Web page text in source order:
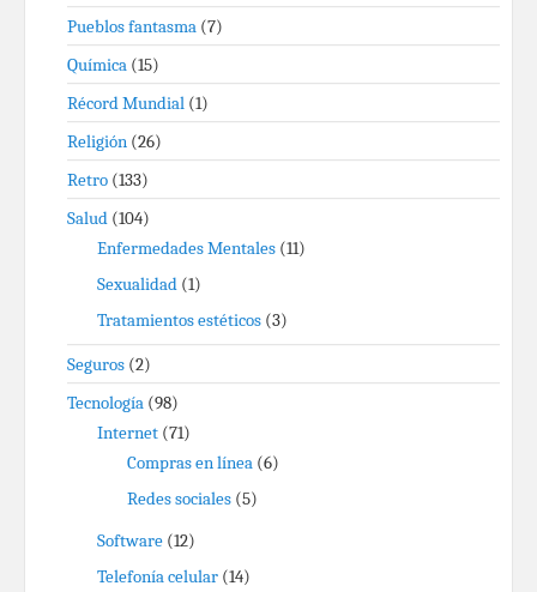
Pueblos fantasma (7)
Química (15)
Récord Mundial (1)
Religión (26)
Retro (133)
Salud (104)
Enfermedades Mentales (11)
Sexualidad (1)
Tratamientos estéticos (3)
Seguros (2)
Tecnología (98)
Internet (71)
Compras en línea (6)
Redes sociales (5)
Software (12)
Telefonía celular (14)